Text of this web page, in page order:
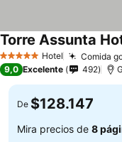
5 Estrellas Hotel Comida
Torre Assunta
9,0 Excelente 492
De $128.147
Mira precios de 8